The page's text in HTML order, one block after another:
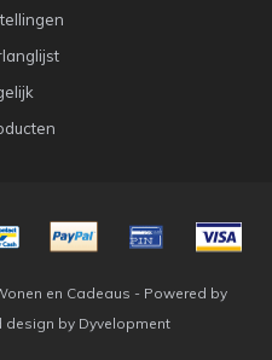
en Cadeaus - Powered by
design by Dyvelopment